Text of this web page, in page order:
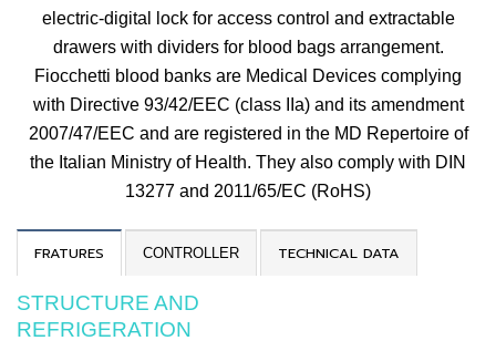
electric-digital lock for access control and extractable
drawers with dividers for blood bags arrangement.
Fiocchetti blood banks are Medical Devices complying
with Directive 93/42/EEC (class IIa) and its amendment
2007/47/EEC and are registered in the MD Repertoire of
the Italian Ministry of Health. They also comply with DIN
13277 and 2011/65/EC (RoHS)
FRATURES CONTROLLER TECHNICAL DATA
STRUCTURE AND
REFRIGERATION